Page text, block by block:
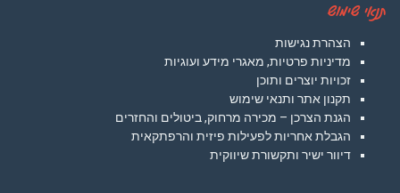
תנאי שימוש
הצהרת נגישות
מדיניות פרטיות, מאגרי מידע ועוגיות
זכויות יוצרים ותוכן
תקנון אתר ותנאי שימוש
הגנת הצרכן – מכירה מרחוק, ביטולים והחזרים
הגבלת אחריות לפעילות פיזית והרפתקאית
דיוור ישיר ותקשורת שיווקית